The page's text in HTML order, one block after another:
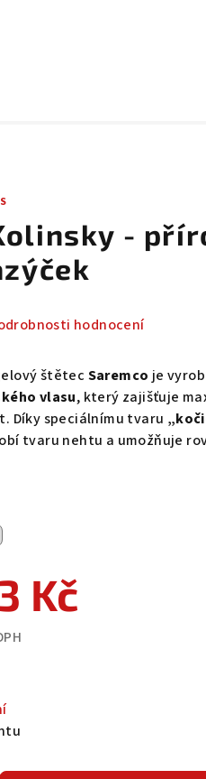
-
hodnocení
štětec Saremco je
vlasu, který zajišťuje
Díky speciálnímu tvaru
tvaru nehtu a umožňuje
Kč